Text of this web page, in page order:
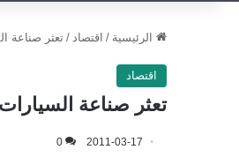
الرئيسية / اقتصاد / تعثر صناعة
اقتصاد
تعثر صناعة
2011-03-17
0